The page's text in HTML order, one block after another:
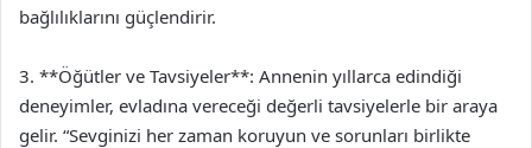
bağlılıklarını güçlendirir.
3. **Öğütler ve Tavsiyeler**: Annenin yıllarca edindiği
deneyimler, evladına vereceği değerli tavsiyelerle bir araya
gelir. “Sevginizi her zaman koruyun ve sorunları birlikte